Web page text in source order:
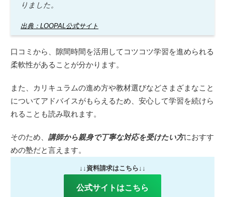
りました。
出典：LOOPAL公式サイト
口コミから、隙間時間を活用してコツコツ学習を進められる
柔軟性があることが分かります。
また、カリキュラムの進め方や教材選びなどさまざまなこと
についてアドバイスがもらえるため、安心して学習を続けら
れることも読み取れます。
そのため、 講師から親身で丁寧な対応を受けたい方におすす
めの塾だと言えます。
↓↓資料請求はこちら↓↓
公式サイトはこちら